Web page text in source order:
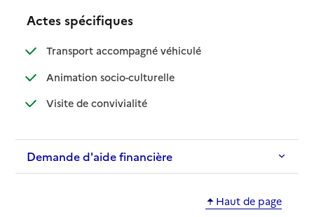
Actes spécifiques
Transport accompagné véhiculé: disponible
: non disponible
Animation socio-culturelle: disponible
: non disponible
Visite de convivialité: disponible
: non disponible
Demande d'aide financière
Haut de page